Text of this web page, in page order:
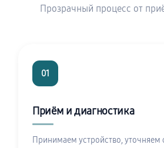
Прозрачный процесс от
01
Приём и диагностика
Принимаем устройство,